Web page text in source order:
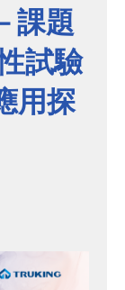
課題
試驗
用探